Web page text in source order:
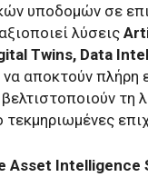
υποδομών σε
λύσεις
Twins, Data
να αποκτούν
τη
Asset Intelligence